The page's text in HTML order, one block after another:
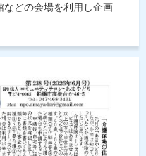
どの会場を利用し企画